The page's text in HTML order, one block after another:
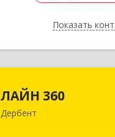
ПоказатьНазад
ЛАЙН 360
Дербент368600, Дагестан